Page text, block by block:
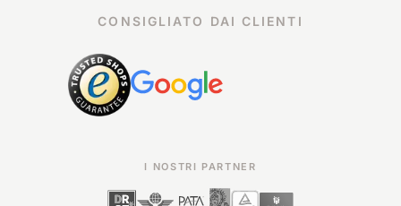
CONSIGLIATO DAI CLIENTI
I NOSTRI PARTNER